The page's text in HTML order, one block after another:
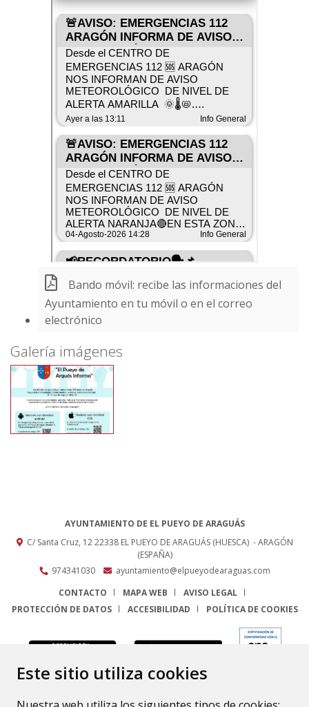
Este sitio utiliza cookies
Bando móvil: recibe las informaciones del
Ayuntamiento en tu móvil o en el correo
electrónico
Galería imágenes
AYUNTAMIENTO DE EL PUEYO DE ARAGUÁS
C/ Santa Cruz, 1222338 EL PUEYO DE ARAGUÁS (HUESCA) - ARAGÓN
(ESPAÑA)
974341030
ayuntamiento@elpueyodearaguas.com
CONTACTO
MAPA WEB
AVISO LEGAL
PROTECCIÓN DE DATOS
ACCESIBILIDAD POLÍTICA DE COOKIES